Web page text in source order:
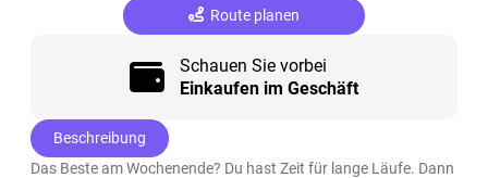
Route planen
Schauen Sie vorbei
Einkaufen im Geschäft
Beschreibung
Das Beste am Wochenende? Du hast Zeit für lange Läufe. Dann